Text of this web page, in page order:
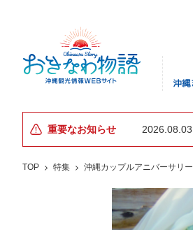
重要なお知らせ 2026.08.03
TOP 特集 沖縄カップルアニバーサリー